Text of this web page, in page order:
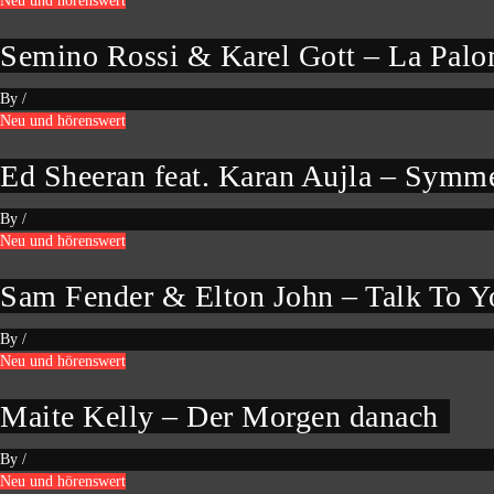
Semino Rossi & Karel Gott – La
By /
Neu und hörenswert
Ed Sheeran feat. Karan Aujla –
By /
Neu und hörenswert
Sam Fender & Elton John – Talk To
By /
Neu und hörenswert
Maite Kelly – Der Morgen danach
By /
Neu und hörenswert